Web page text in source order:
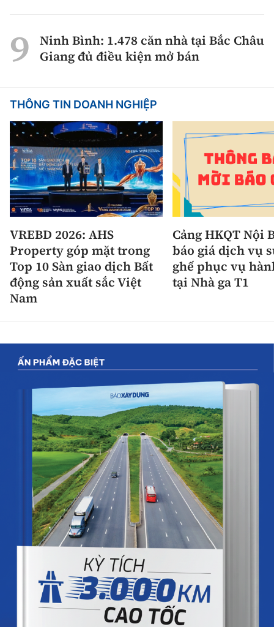
Ninh Bình: 1.478 căn nhà tại Bắc Châu
Giang đủ điều kiện mở bán
THÔNG TIN DOANH NGHIỆP
VREBD 2026: AHS
Property góp mặt trong
Top 10 Sàn giao dịch Bất
động sản xuất sắc Việt
Nam
Cảng HKQT Nội
báo giá dịch vụ
ghế phục vụ
tại Nhà ga T1